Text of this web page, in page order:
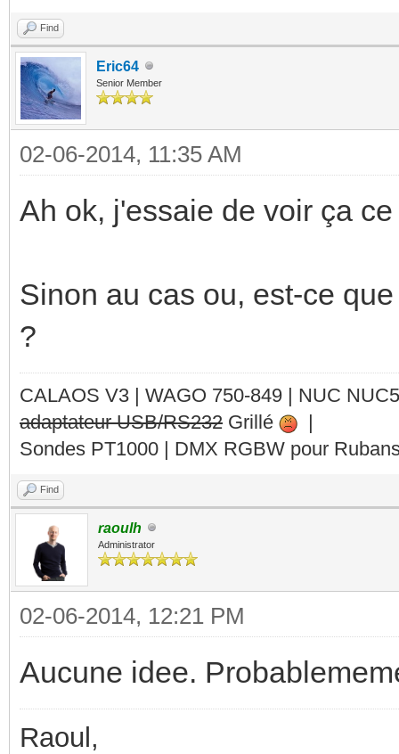
Find
Eric64
Senior Member
02-06-2014, 11:35 AM
Ah ok, j'essaie de voir ça ce
Sinon au cas ou, est-ce
?
CALAOS V3 | WAGO 750-849 | NUC
adaptateur USB/RS232 Grillé
|
Sondes PT1000 | DMX RGBW pour
Find
raoulh
Administrator
02-06-2014, 12:21 PM
Aucune idee.
Raoul,